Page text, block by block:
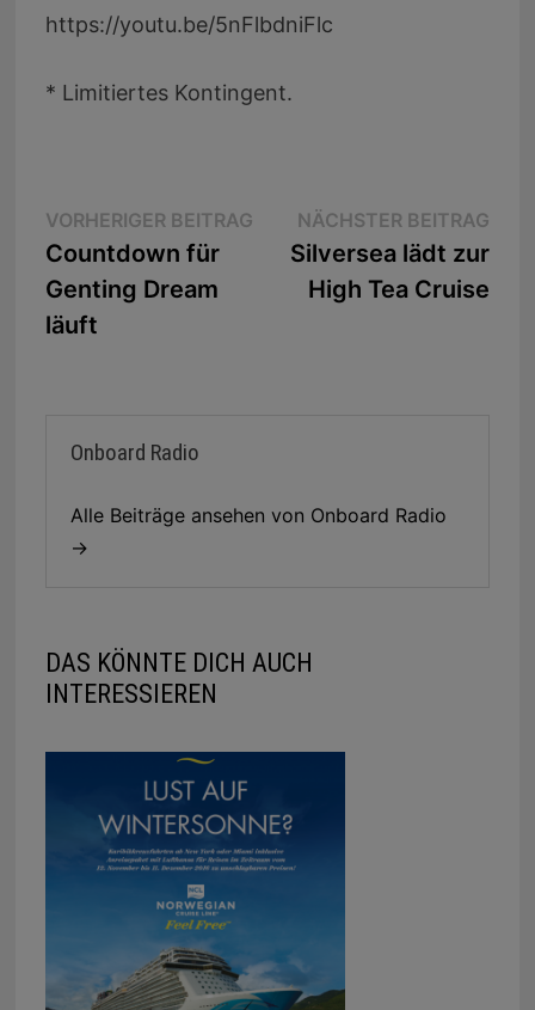
https://youtu.be/5nFlbdniFlc
* Limitiertes Kontingent.
Beitragsnavigation
VORHERIGER BEITRAGVorheriger
Beitrag:
Countdown für
Genting Dream
läuft
NÄCHSTER BEITRAG
Silversea lädt zur
High Tea Cruise
Onboard Radio
Alle Beiträge ansehen von Onboard Radio
→
DAS KÖNNTE DICH AUCH
INTERESSIEREN